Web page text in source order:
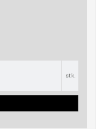
stk.